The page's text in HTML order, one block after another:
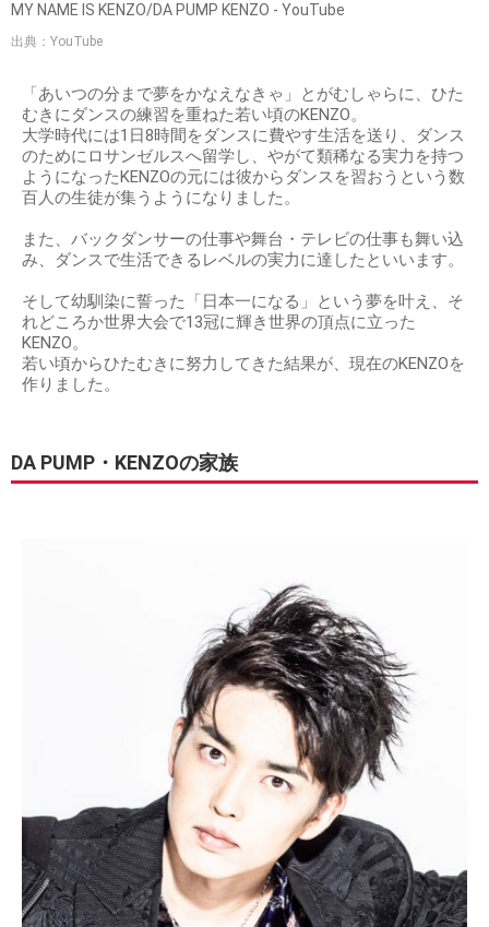
MY NAME IS KENZO/DA PUMP KENZO - YouTube
出典：YouTube
「あいつの分まで夢をかなえなきゃ」とがむしゃらに、ひた
むきにダンスの練習を重ねた若い頃のKENZO。
大学時代には1日8時間をダンスに費やす生活を送り、ダンス
のためにロサンゼルスへ留学し、やがて類稀なる実力を持つ
ようになったKENZOの元には彼からダンスを習おうという数
百人の生徒が集うようになりました。
また、バックダンサーの仕事や舞台・テレビの仕事も舞い込
み、ダンスで生活できるレベルの実力に達したといいます。
そして幼馴染に誓った「日本一になる」という夢を叶え、そ
れどころか世界大会で13冠に輝き世界の頂点に立った
KENZO。
若い頃からひたむきに努力してきた結果が、現在のKENZOを
作りました。
DA PUMP・KENZOの家族